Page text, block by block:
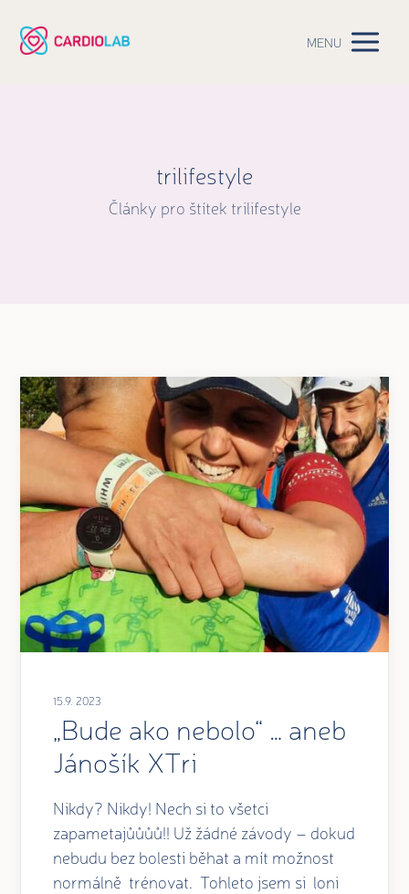
MENU
trilifestyle
Články pro štítek trilifestyle
15.9. 2023
„Bude ako nebolo“ … aneb
Jánošík XTri
Nikdy? Nikdy! Nech si to všetci
zapametajůůůů!! Už žádné závody – dokud
nebudu bez bolesti běhat a mít možnost
normálně trénovat. Tohleto jsem si loni